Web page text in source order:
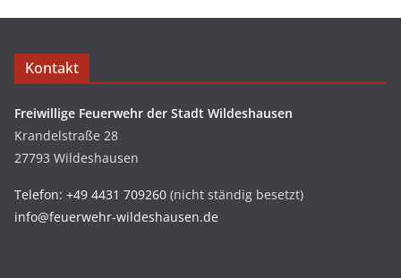
Kontakt
Freiwillige Feuerwehr der Stadt Wildeshausen
Krandelstraße 28
27793 Wildeshausen
Telefon: +49 4431 709260 (nicht ständig besetzt)
info@feuerwehr-wildeshausen.de